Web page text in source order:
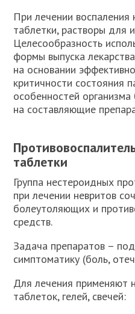
При лечении воспаления
таблетки, растворы для
Целесообразность
формы выпуска
на основании
критичности состояния
особенностей
на составляющие
таблетки
Группа нестероидных
при лечении невритов
болеутоляющих и
средств.
Задача препаратов –
симптоматику (боль,
Для лечения применяют
таблеток, гелей, свечей: